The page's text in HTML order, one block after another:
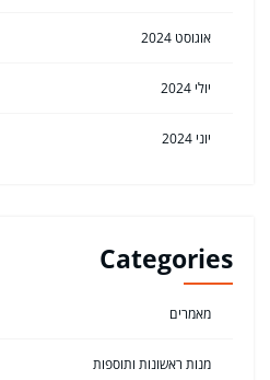
אוגוסט 2024
יולי 2024
יוני 2024
Categories
מאמרים
מנות ראשונות ותוספות